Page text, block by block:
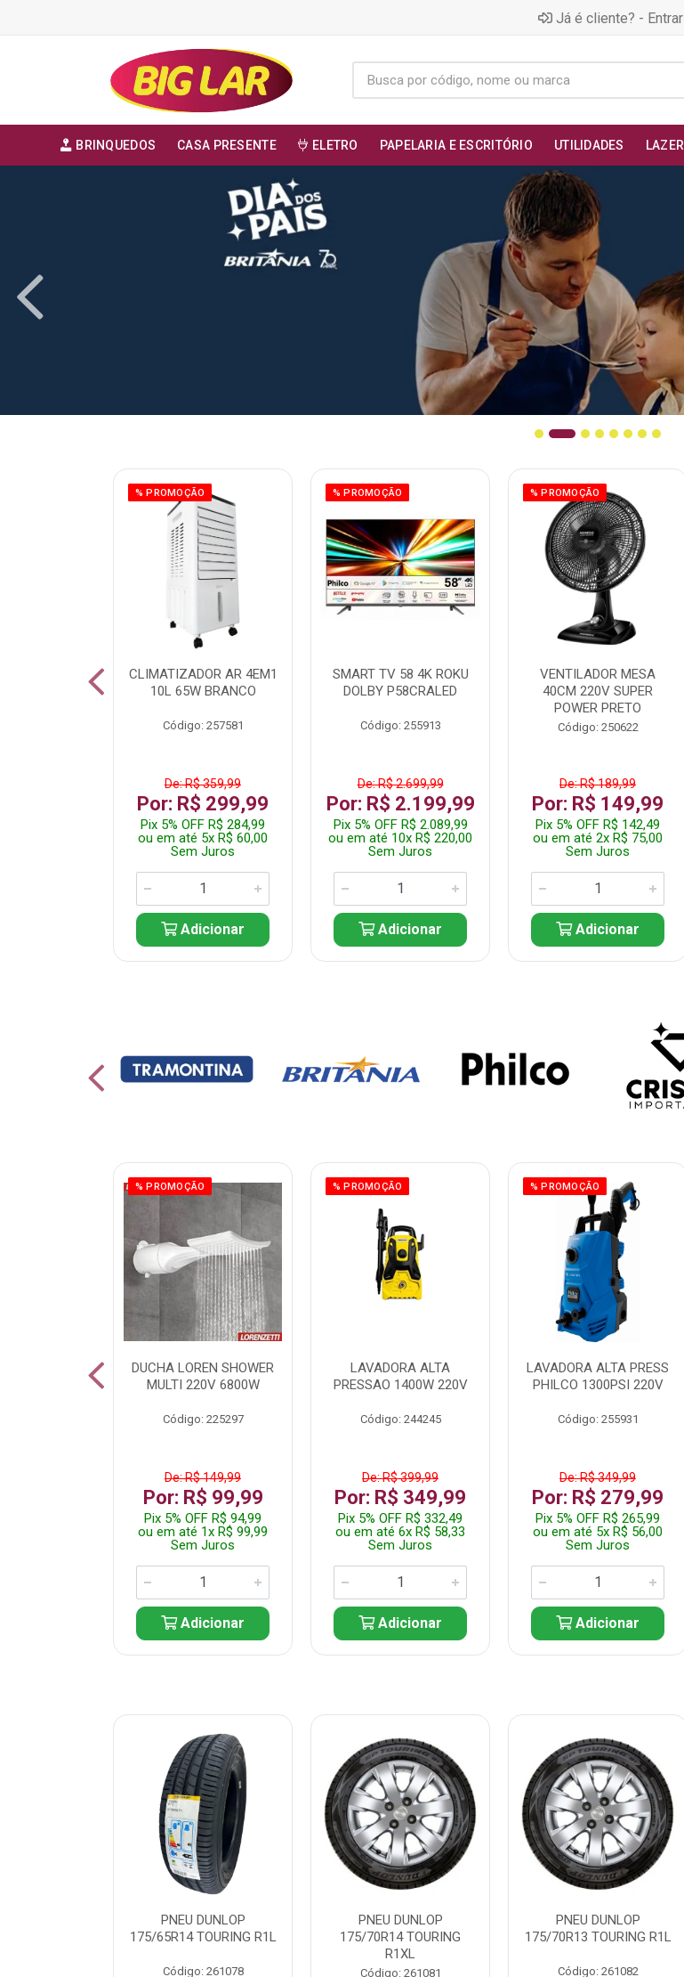
Já é cliente? - Entrar
BRINQUEDOS CASA PRESENTE ELETRO PAPELARIA E ESCRITÓRIO UTILIDADES LAZER
% PROMOÇÃO
CLIMATIZADOR AR 4EM1
10L 65W BRANCO
Código: 257581
De: R$ 359,99
Por: R$ 299,99
Pix 5% OFF R$ 284,99
ou em até 5x R$ 60,00
Sem Juros
Adicionar
% PROMOÇÃO
SMART TV 58 4K ROKU
DOLBY P58CRALED
Código: 255913
De: R$ 2.699,99
Por: R$ 2.199,99
Pix 5% OFF R$ 2.089,99
ou em até 10x R$ 220,00
Sem Juros
Adicionar
% PROMOÇÃO
VENTILADOR MESA
40CM 220V SUPER
POWER PRETO
Código: 250622
De: R$ 189,99
Por: R$ 149,99
Pix 5% OFF R$ 142,49
ou em até 2x R$ 75,00
Sem Juros
Adicionar
% PROMOÇÃO
DUCHA LOREN SHOWER
MULTI 220V 6800W
Código: 225297
De: R$ 149,99
Por: R$ 99,99
Pix 5% OFF R$ 94,99
ou em até 1x R$ 99,99
Sem Juros
Adicionar
% PROMOÇÃO
LAVADORA ALTA
PRESSAO 1400W 220V
Código: 244245
De: R$ 399,99
Por: R$ 349,99
Pix 5% OFF R$ 332,49
ou em até 6x R$ 58,33
Sem Juros
Adicionar
% PROMOÇÃO
LAVADORA ALTA PRESS
PHILCO 1300PSI 220V
Código: 255931
De: R$ 349,99
Por: R$ 279,99
Pix 5% OFF R$ 265,99
ou em até 5x R$ 56,00
Sem Juros
Adicionar
PNEU DUNLOP
175/65R14 TOURING R1L
Código: 261078
PNEU DUNLOP
175/70R14 TOURING
R1XL
Código: 261081
PNEU DUNLOP
175/70R13 TOURING R1L
Código: 261082